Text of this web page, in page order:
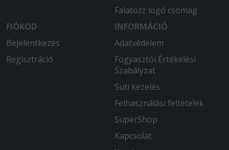
Falatozz logó csomag
FIÓKOD
Bejelentkezés
Regisztráció
INFORMÁCIÓ
Adatvédelem
Fogyasztói Értékelési
Szabályzat
Süti kezelés
Felhasználási feltételek
SuperShop
Kapcsolat